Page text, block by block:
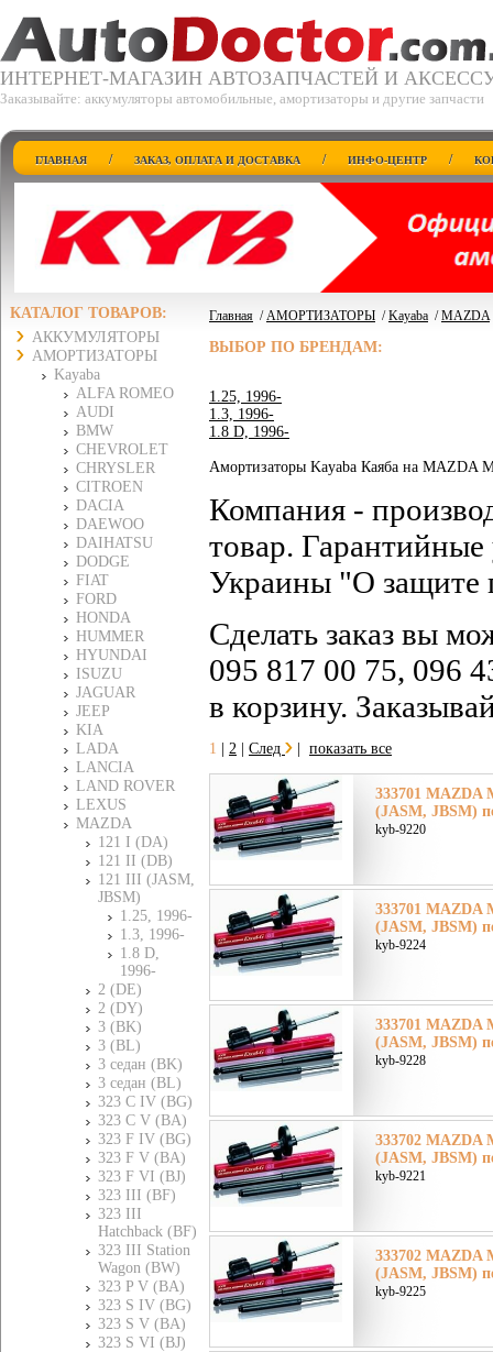
ИНТЕРНЕТ-МАГАЗИН АВТОЗАПЧАСТЕЙ И
Заказывайте: аккумуляторы автомобильные, амортизаторы и другие запчасти
ГЛАВНАЯ / ЗАКАЗ, ОПЛАТА И ДОСТАВКА / ИНФО-ЦЕНТР /
КАТАЛОГ ТОВАРОВ:
АККУМУЛЯТОРЫ
АМОРТИЗАТОРЫ
Kayaba
ALFA ROMEO
AUDI
BMW
CHEVROLET
CHRYSLER
CITROEN
DACIA
DAEWOO
DAIHATSU
DODGE
FIAT
FORD
HONDA
HUMMER
HYUNDAI
ISUZU
JAGUAR
JEEP
KIA
LADA
LANCIA
LAND ROVER
LEXUS
MAZDA
121 I (DA)
121 II (DB)
121 III (JASM,
JBSM)
1.25, 1996-
1.3, 1996-
1.8 D,
1996-
2 (DE)
2 (DY)
3 (BK)
3 (BL)
3 седан (BK)
3 седан (BL)
323 C IV (BG)
323 C V (BA)
323 F IV (BG)
323 F V (BA)
323 F VI (BJ)
323 III (BF)
323 III
Hatchback (BF)
323 III Station
Wagon (BW)
323 P V (BA)
323 S IV (BG)
323 S V (BA)
323 S VI (BJ)
Главная /АМОРТИЗАТОРЫ /Kayaba /MAZDA
ВЫБОР ПО БРЕНДАМ:
1.25, 1996-
1.3, 1996-
1.8 D, 1996-
Амортизаторы Kayaba Каяба на MAZDA
Компания -
товар. Гарантийные
Украины "О защите
Сделать заказ вы
095 817 00 75, 096
в корзину.
1 2 След показать все
333701 MAZDA
(JASM, JBSM)
kyb-9220
333701 MAZDA
(JASM, JBSM)
kyb-9224
333701 MAZDA
(JASM, JBSM)
kyb-9228
333702 MAZDA
(JASM, JBSM)
kyb-9221
333702 MAZDA
(JASM, JBSM)
kyb-9225